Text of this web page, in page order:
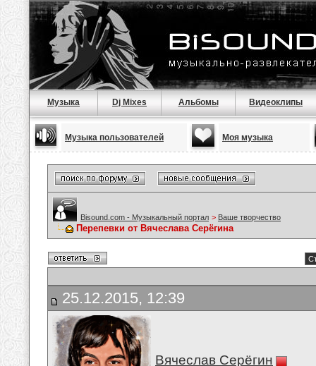
Музыка Dj Mixes Альбомы Видеоклипы
Музыка пользователей Моя музыка
Bisound.com - Музыкальный портал > Ваше творчество
Перепевки от Вячеслава Серёгина
25.12.2015, 12:39
Вячеслав Серёгин